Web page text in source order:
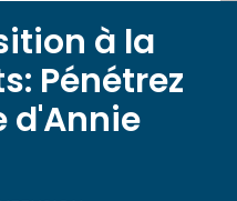
à la
Pénétrez
d'Annie